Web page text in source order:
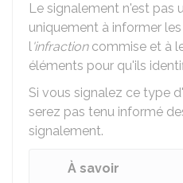
Le signalement n'est pas
uniquement à informer
l'infractioncommise et à
éléments pour qu'ils
Si vous signalez ce type
serez pas tenu informé
signalement.
À savoir